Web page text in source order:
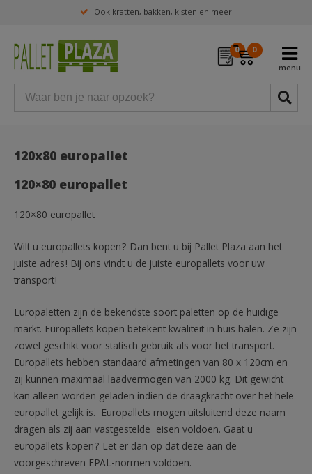
Ook kratten, bakken, kisten en meer
0 0
120x80 europallet
120×80 europallet
120×80 europallet
Wilt u europallets kopen? Dan bent u bij Pallet Plaza aan het
juiste adres! Bij ons vindt u de juiste europallets voor uw
transport!
Europaletten zijn de bekendste soort paletten op de huidige
markt. Europallets kopen betekent kwaliteit in huis halen. Ze zijn
zowel geschikt voor statisch gebruik als voor het transport.
Europallets hebben standaard afmetingen van 80 x 120cm en
zij kunnen maximaal laadvermogen van 2000 kg. Dit gewicht
kan alleen worden geladen indien de draagkracht over het hele
europallet gelijk is. Europallets mogen uitsluitend deze naam
dragen als zij aan vastgestelde eisen voldoen. Gaat u
europallets kopen? Let er dan op dat deze aan de
voorgeschreven EPAL-normen voldoen.